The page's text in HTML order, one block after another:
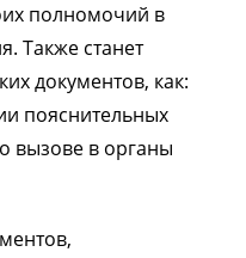
полномочий в
Также станет
документов, как:
пояснительных
вызове в органы